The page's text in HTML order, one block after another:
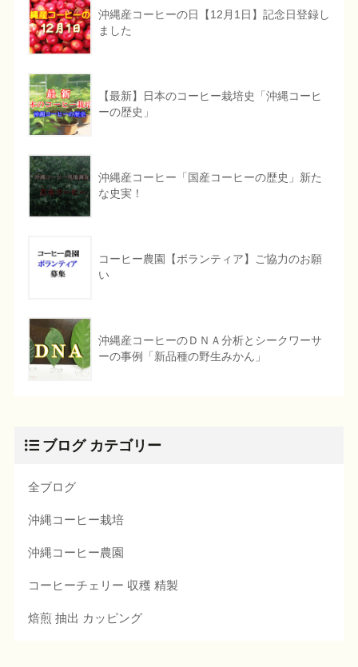
沖縄産コーヒーの日【12月1日】記念日登録し
ました
【最新】日本のコーヒー栽培史「沖縄コーヒ
ーの歴史」
沖縄産コーヒー「国産コーヒーの歴史」新た
な史実！
コーヒー農園【ボランティア】ご協力のお願
い
沖縄産コーヒーのＤＮＡ分析とシークワーサ
ーの事例「新品種の野生みかん」
ブログ カテゴリー
全ブログ
沖縄コーヒー栽培
沖縄コーヒー農園
コーヒーチェリー 収穫 精製
焙煎 抽出 カッピング